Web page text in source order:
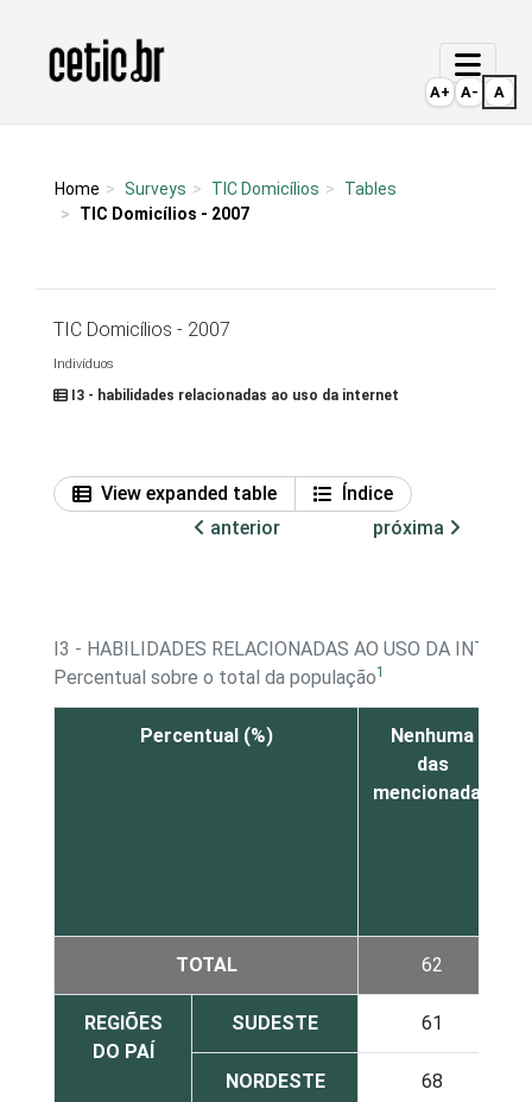
Página inicial
Home Surveys TIC Domicílios
Tables
TIC Domicílios - 2007
TIC Domicílios - 2007
Indivíduos
I3 - habilidades relacionadas ao uso da internet
View expanded table
Índice
anterior
próxima
I3 - HABILIDADES RELACIONADAS AO USO DA
Percentual sobre o total da população1
Percentual (%)
Nenhuma
das
mencionadas
TOTAL 62
REGIÕES
DO PAÍ
SUDESTE 61
NORDESTE 68
A+ A- A